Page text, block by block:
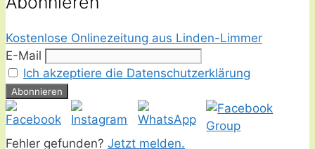
Kostenlose Onlinezeitung aus Linden-Limmer
E-Mail
Ich akzeptiere die Datenschutzerklärung
Fehler gefunden? Jetzt melden.